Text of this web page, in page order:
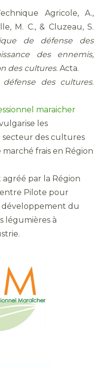
Agricole, A.,
M. C., & Cluzeau, S.
de défense des
des ennemis,
des cultures. Acta.
des cultures.
maraicher
les
secteur des cultures
frais en Région
agréé par la Région
Pilote pour
du
légumières à